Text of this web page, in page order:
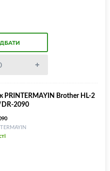
Brother HL-2
2090